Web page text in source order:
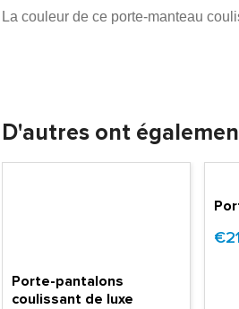
La couleur de ce porte-manteau
D'autres ont
Porte-pantalons
coulissant de luxe